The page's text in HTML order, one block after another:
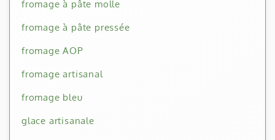
fromage à pâte molle
fromage à pâte pressée
fromage AOP
fromage artisanal
fromage bleu
glace artisanale